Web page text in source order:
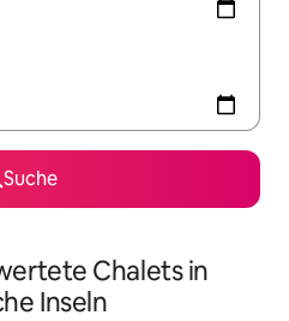
Suche
Chalets in
Inseln